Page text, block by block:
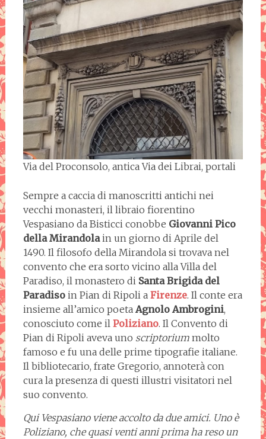
Via del Proconsolo, antica Via dei Librai, portali
Sempre a caccia di manoscritti antichi nei
vecchi monasteri, il libraio fiorentino
Vespasiano da Bisticci conobbe Giovanni Pico
della Mirandolain un giorno di Aprile del
1490. Il filosofo della Mirandola si trovava nel
convento che era sorto vicino alla Villa del
Paradiso, il monastero di Santa Brigida del
Paradisoin Pian di Ripoli a Firenze. Il conte era
insieme all’amico poeta Agnolo Ambrogini,
conosciuto come il Poliziano. Il Convento di
Pian di Ripoli aveva uno scriptoriummolto
famoso e fu una delle prime tipografie italiane.
Il bibliotecario, frate Gregorio, annoterà con
cura la presenza di questi illustri visitatori nel
suo convento.
Qui Vespasiano viene accolto da due amici. Uno è
Poliziano, che quasi venti anni prima ha reso un